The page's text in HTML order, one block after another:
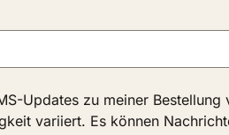
Updates zu meiner
variiert. Es können